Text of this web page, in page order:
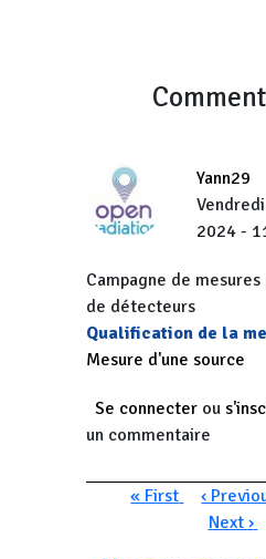
Yann29
2024 -
Campagne de
de détecteurs
Qualification de la
Mesure d'une source
Se connecter ou
un commentaire
Pagination
Première page
« First Page
‹
Page
Next ›